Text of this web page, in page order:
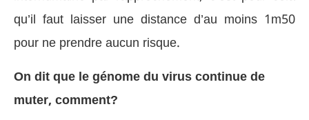
qu’il faut laisser une distance d’au moins 1m50
pour ne prendre aucun risque.
On dit que le génome du virus continue de
muter, comment?